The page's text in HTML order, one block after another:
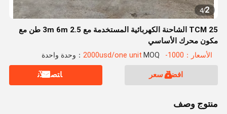
2
/
4
TCM 25 الشاحنة الكهربائية المستخدمة مع 3m 6m 2.5 طن مع
مكون محرك الأساسي
الأسعار：1000-2000usd/one unit MOQ：وحدة واحدة
افضل سعر ﺎﺘﺼﻟ ﺍﻶﻧ
منتوج وصف